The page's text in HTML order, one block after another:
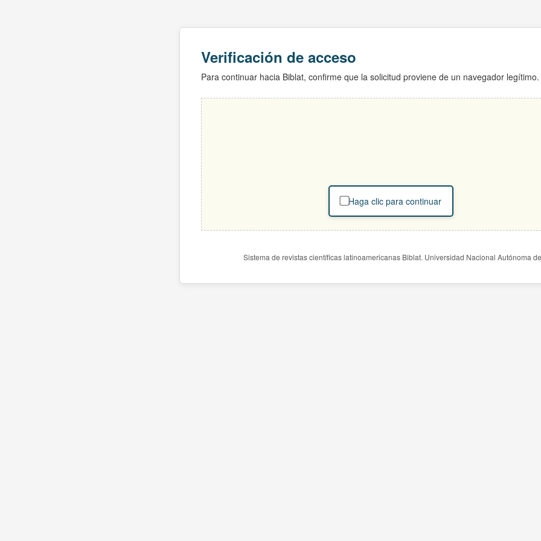
Verificación de acceso
Para continuar hacia Biblat, confirme que la solicitud proviene de un navegador legítimo.
Haga clic para continuar
Sistema de revistas científicas latinoamericanas Biblat. Universidad Nacional Autónoma